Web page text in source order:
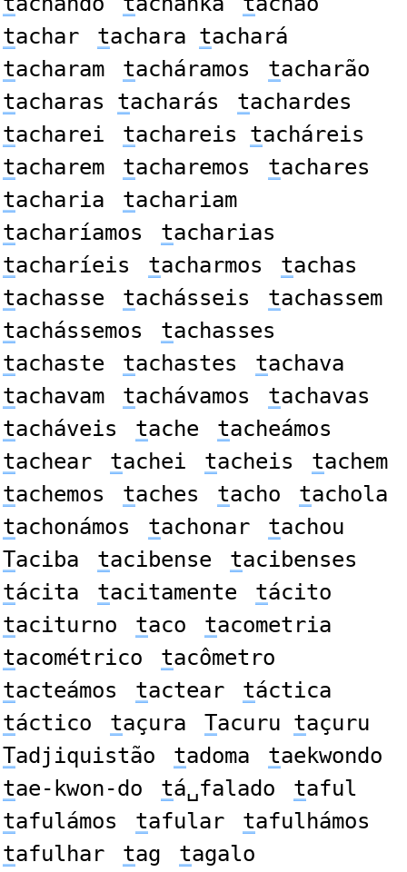
tachar tachara tachará
tacharam tacháramos tacharão
tacharas tacharás tachardes
tacharei tachareis tacháreis
tacharem tacharemos tachares
tacharia tachariam
tacharíamos tacharias
tacharíeis tacharmos tachas
tachasse tachásseis tachassem
tachássemos tachasses
tachaste tachastes tachava
tachavam tachávamos tachavas
tacháveis tache tacheámos
tachear tachei tacheis tachem
tachemos taches tacho tachola
tachonámos tachonar tachou
Taciba tacibense tacibenses
tácita tacitamente tácito
taciturno taco tacometria
tacométrico tacômetro
tacteámos tactear táctica
táctico taçura Tacuru taçuru
Tadjiquistão tadoma taekwondo
tae-kwon-do tá␣falado taful
tafulámos tafular tafulhámos
tafulhar tag tagalo